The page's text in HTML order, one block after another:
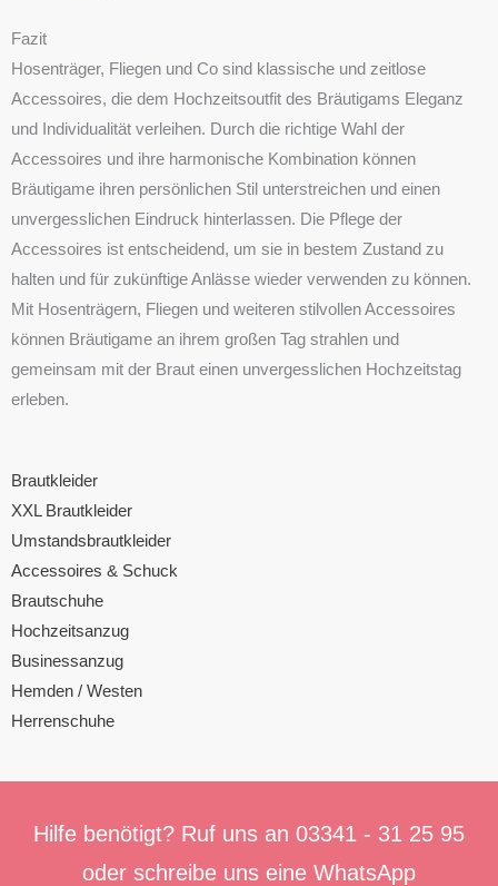
Fazit
Hosenträger, Fliegen und Co sind klassische und zeitlose
Accessoires, die dem Hochzeitsoutfit des Bräutigams Eleganz
und Individualität verleihen. Durch die richtige Wahl der
Accessoires und ihre harmonische Kombination können
Bräutigame ihren persönlichen Stil unterstreichen und einen
unvergesslichen Eindruck hinterlassen. Die Pflege der
Accessoires ist entscheidend, um sie in bestem Zustand zu
halten und für zukünftige Anlässe wieder verwenden zu können.
Mit Hosenträgern, Fliegen und weiteren stilvollen Accessoires
können Bräutigame an ihrem großen Tag strahlen und
gemeinsam mit der Braut einen unvergesslichen Hochzeitstag
erleben.
Brautkleider
XXL Brautkleider
Umstandsbrautkleider
Accessoires & Schuck
Brautschuhe
Hochzeitsanzug
Businessanzug
Hemden / Westen
Herrenschuhe
Hilfe benötigt? Ruf uns an 03341 - 31 25 95
oder schreibe uns eine WhatsApp